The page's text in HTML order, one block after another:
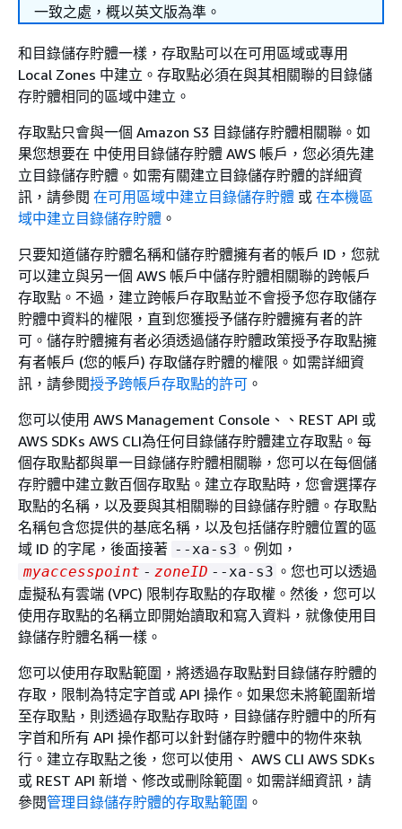
一致之處，概以英文版為準。
和目錄儲存貯體一樣，存取點可以在可用區域或專用
Local Zones 中建立。存取點必須在與其相關聯的目錄儲
存貯體相同的區域中建立。
存取點只會與一個 Amazon S3 目錄儲存貯體相關聯。如
果您想要在 中使用目錄儲存貯體 AWS 帳戶，您必須先建
立目錄儲存貯體。如需有關建立目錄儲存貯體的詳細資
訊，請參閱 在可用區域中建立目錄儲存貯體 或 在本機區
域中建立目錄儲存貯體 。
只要知道儲存貯體名稱和儲存貯體擁有者的帳戶 ID，您就
可以建立與另一個 AWS 帳戶中儲存貯體相關聯的跨帳戶
存取點。不過，建立跨帳戶存取點並不會授予您存取儲存
貯體中資料的權限，直到您獲授予儲存貯體擁有者的許
可。儲存貯體擁有者必須透過儲存貯體政策授予存取點擁
有者帳戶 (您的帳戶) 存取儲存貯體的權限。如需詳細資
訊，請參閱授予跨帳戶存取點的許可 。
您可以使用 AWS Management Console、、REST API 或
AWS SDKs AWS CLI為任何目錄儲存貯體建立存取點。每
個存取點都與單一目錄儲存貯體相關聯，您可以在每個儲
存貯體中建立數百個存取點。建立存取點時，您會選擇存
取點的名稱，以及要與其相關聯的目錄儲存貯體。存取點
名稱包含您提供的基底名稱，以及包括儲存貯體位置的區
域 ID 的字尾，後面接著 --xa-s3 。例如，
myaccesspoint - zoneID --xa-s3 。您也可以透過
虛擬私有雲端 (VPC) 限制存取點的存取權。然後，您可以
使用存取點的名稱立即開始讀取和寫入資料，就像使用目
錄儲存貯體名稱一樣。
您可以使用存取點範圍，將透過存取點對目錄儲存貯體的
存取，限制為特定字首或 API 操作。如果您未將範圍新增
至存取點，則透過存取點存取時，目錄儲存貯體中的所有
字首和所有 API 操作都可以針對儲存貯體中的物件來執
行。建立存取點之後，您可以使用、 AWS CLI AWS SDKs
或 REST API 新增、修改或刪除範圍。如需詳細資訊，請
參閱管理目錄儲存貯體的存取點範圍 。